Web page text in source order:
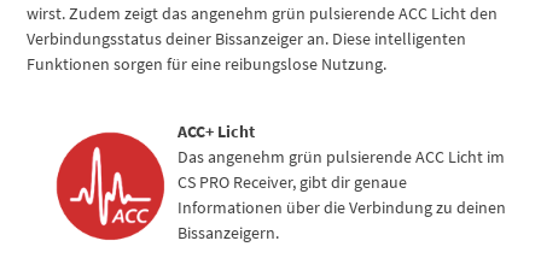
wirst. Zudem zeigt das angenehm grün pulsierende ACC Licht den
Verbindungsstatus deiner Bissanzeiger an. Diese intelligenten
Funktionen sorgen für eine reibungslose Nutzung.
ACC+ Licht
Das angenehm grün pulsierende ACC Licht im
CS PRO Receiver, gibt dir genaue
Informationen über die Verbindung zu deinen
Bissanzeigern.